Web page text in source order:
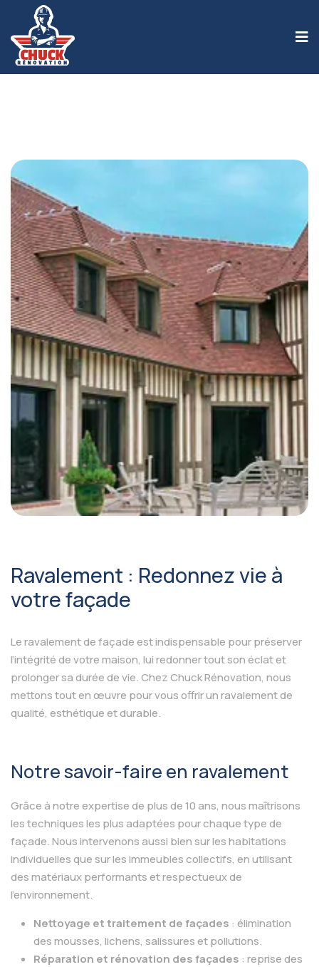
Ravalement : Redonnez vie à
votre façade
Le ravalement de façade est indispensable pour préserver
l’intégrité de votre maison, lui redonner tout son éclat et
prolonger sa durée de vie. Chez Chuck Rénovation, nous
mettons tout en œuvre pour vous offrir un ravalement de
qualité, esthétique et durable.
Notre savoir-faire en ravalement
Grâce à notre expertise de plus de 10 ans, nous maîtrisons
les techniques les plus adaptées pour chaque type de
façade. Nous intervenons aussi bien sur les habitations
individuelles que sur les immeubles collectifs, en utilisant
des matériaux performants et respectueux de
l’environnement.
Nettoyage et traitement de façades : élimination
des mousses, lichens, salissures et pollutions.
Réparation et rénovation des façades : reprise des